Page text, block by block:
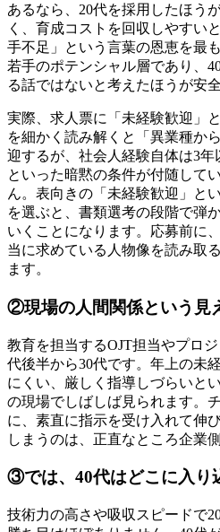
あるなら、20代を採用したほう
く、育成コストを回収しやすい
手不足」という言葉の恩恵を最
若手のポテンシャル層であり、
る話ではないと考えたほうが安全
実際、求人票に「未経験歓迎」
を細かく読み解くと「異業種か
迎するが、社会人経験自体は3年
といった暗黙の条件が付随して
ん。表向きの「未経験歓迎」と
を選ぶと、書類選考の段階で弾
いくことになります。応募前に
当に求めている人物像を読み取
ます。
②現場の人間関係という見
教育を担当するOJT担当やプロ
代後半から30代です。年上の未
にくい、厳しく指導しづらいと
の現場でしばしば見られます。
に、素直に指示を受け入れて伸
しまうのは、正直なところ企業
③では、40代はどこに入り
技術力の高さや吸収スピードで